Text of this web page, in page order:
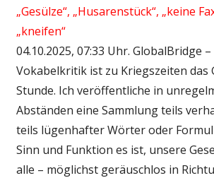
„Gesülze“, „Husarenstück“, „keine
„kneifen“
04.10.2025, 07:33 Uhr. GlobalBridge
Vokabelkritik ist zu Kriegszeiten das
Stunde. Ich veröffentliche in
Abständen eine Sammlung teils
teils lügenhafter Wörter oder
Sinn und Funktion es ist, unsere
alle – möglichst geräuschlos in